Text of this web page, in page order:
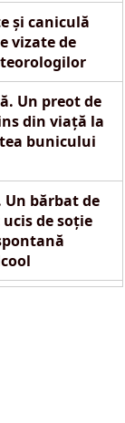
și caniculă
vizate de
Un preot de
din viață la
bunicului
Un bărbat de
de soție